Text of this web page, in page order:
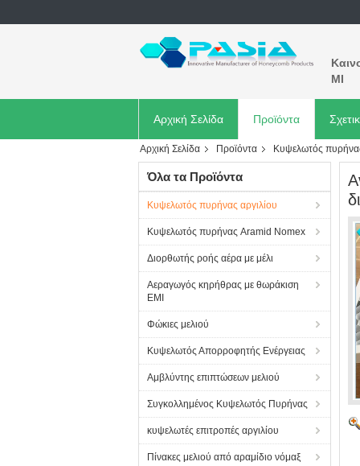
MI
Αρχική Σελίδα Προϊόντα
Αρχική Σελίδα Προϊόντα Κυψελωτός
Όλα τα Προϊόντα
Κυψελωτός πυρήνας αργιλίου
Κυψελωτός πυρήνας Aramid Nomex
Διορθωτής ροής αέρα με μέλι
Αεραγωγός κηρήθρας με θωράκιση
EMI
Φώκιες μελιού
Κυψελωτός Απορροφητής Ενέργειας
Αμβλύντης επιπτώσεων μελιού
Συγκολλημένος Κυψελωτός Πυρήνας
κυψελωτές επιτροπές αργιλίου
Πίνακες μελιού από αραμίδιο νόμαξ